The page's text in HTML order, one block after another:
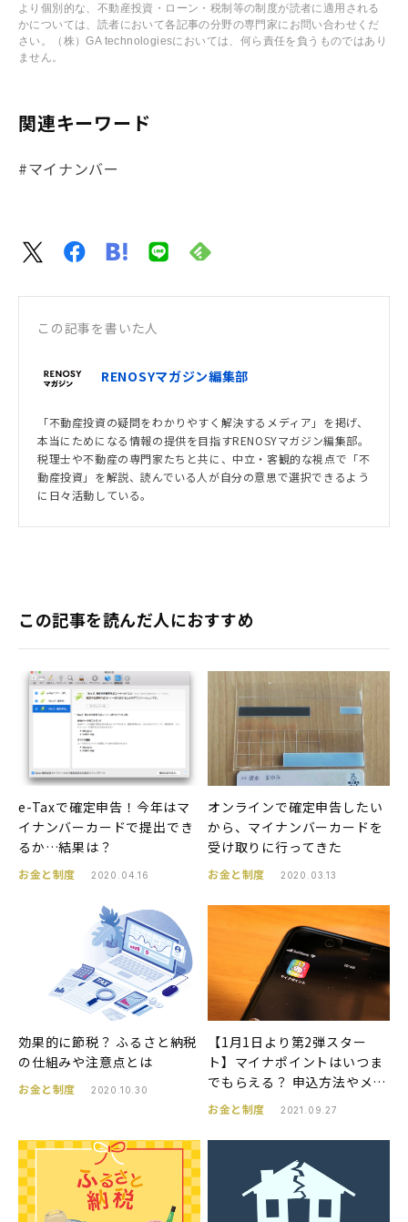
より個別的な、不動産投資・ローン・税制等の制度が読者に適用される
かについては、読者において各記事の分野の専門家にお問い合わせくだ
さい。（株）GA technologiesにおいては、何ら責任を負うものではあり
ません。
関連キーワード
#マイナンバー
この記事を書いた人
RENOSYマガジン編集部
「不動産投資の疑問をわかりやすく解決するメディア」を掲げ、
本当にためになる情報の提供を目指すRENOSYマガジン編集部。
税理士や不動産の専門家たちと共に、中立・客観的な視点で「不
動産投資」を解説、読んでいる人が自分の意思で選択できるよう
に日々活動している。
この記事を読んだ人におすすめ
e-Taxで確定申告！今年はマ
イナンバーカードで提出でき
るか…結果は？
お金と制度 2020.04.16
オンラインで確定申告したい
から、マイナンバーカードを
受け取りに行ってきた
お金と制度 2020.03.13
効果的に節税？ ふるさと納税
の仕組みや注意点とは
お金と制度 2020.10.30
【1月1日より第2弾スター
ト】マイナポイントはいつま
でもらえる？ 申込方法やメリ
ット・デメリットを解説
お金と制度 2021.09.27